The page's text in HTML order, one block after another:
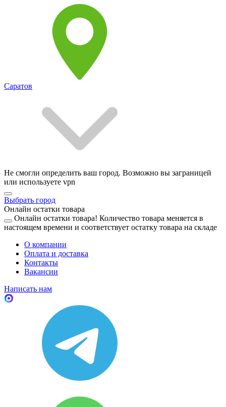
Саратов
Не смогли определить ваш город. Возможно вы заграницей
или используете vpn
Выбрать город
Онлайн остатки товара
Онлайн остатки товара! Количество товара меняется в
настоящем времени и соответствует остатку товара на складе
О компании
Оплата и доставка
Контакты
Вакансии
Написать нам